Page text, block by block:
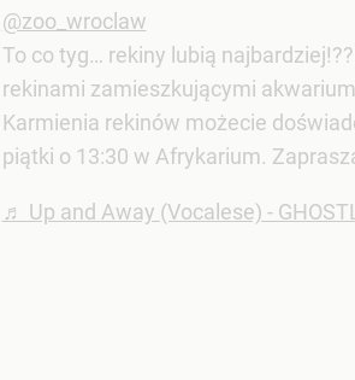
@zoo_wroclaw
To co tyg… rekiny lubią
rekinami zamieszkującymi
Karmienia rekinów możecie
piątki o 13:30 w Afrykarium.
♬ Up and Away (Vocalese) -